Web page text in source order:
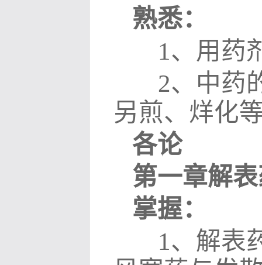
熟悉：
1、用药
2、中药
另煎、烊化
各论
第一章解
掌握：
1、解表